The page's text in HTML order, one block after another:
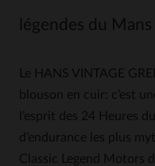
légendes du Mans
Le HANS VINTAGE
blouson en cuir: c’est
l’esprit des 24 Heures
d’endurance les plus
Classic Legend Motors